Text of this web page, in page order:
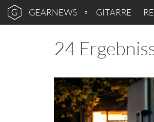
GEARNEWS GITARRE
24